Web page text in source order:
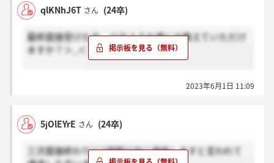
qlKNhJ6T さん (24卒)
最終面接受けた方、どのような感じか教えていただけ
ますか？＞_＜
2023年6月1日 11:09
5jOlEYrE さん (24卒)
三次面接終わりに2週間以内に連絡しますと言われて